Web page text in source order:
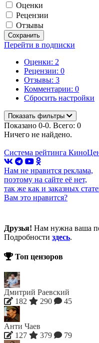
Оценки
Рецензии
Отзывы
Сохранить
Перейти в подписки
Оценки: 2
Рецензии: 0
Отзывы: 3
Комментарии: 0
Сбросить настройки
Показать фильтры
Показано 0-0. Всего: 0
Ничего не найдено.
Система рейтинга
Нам не нравится реклама,
поэтому на сайте её нет,
так же как и заказных
Вам это нравится?
Друзья! Нам нужна ваша
Подробности здесь.
Топ цензоров
Дмитрий Раевский
182
290 45
Анти Чаев
127
379 79